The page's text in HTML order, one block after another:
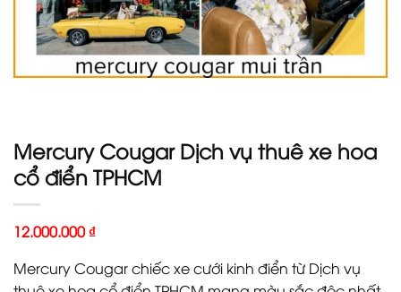
Mercury Cougar Dịch vụ thuê xe hoa
cổ điển TPHCM
12.000.000 ₫
Mercury Cougar chiếc xe cưới kinh điển từ Dịch vụ